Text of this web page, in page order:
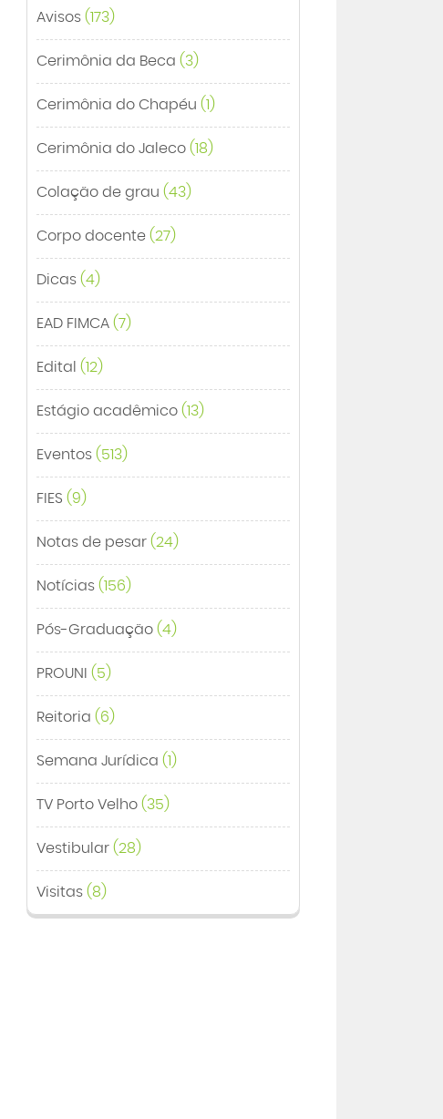
Avisos (173)
Cerimônia da Beca (3)
Cerimônia do Chapéu (1)
Cerimônia do Jaleco (18)
Colação de grau (43)
Corpo docente (27)
Dicas (4)
EAD FIMCA (7)
Edital (12)
Estágio acadêmico (13)
Eventos (513)
FIES (9)
Notas de pesar (24)
Notícias (156)
Pós-Graduação (4)
PROUNI (5)
Reitoria (6)
Semana Jurídica (1)
TV Porto Velho (35)
Vestibular (28)
Visitas (8)